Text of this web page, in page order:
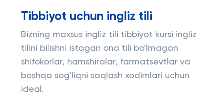
Tibbiyot uchun ingliz tili
Bizning maxsus ingliz tili tibbiyot kursi ingliz
tilini bilishni istagan ona tili bo'lmagan
shifokorlar, hamshiralar, farmatsevtlar va
boshqa sog'liqni saqlash xodimlari uchun
ideal.